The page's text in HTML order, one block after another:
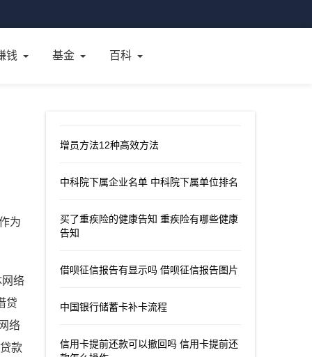
钱 基金 百科
为
络
贷
络
款
增员方法12种高效方法
中科院下属企业名单 中科院下属单位排名
买了重疾险的健康告知 重疾险有哪些健康
告知
借呗征信报告有显示吗 借呗征信报告图片
中国银行储蓄卡补卡流程
信用卡提前还款可以撤回吗 信用卡提前还